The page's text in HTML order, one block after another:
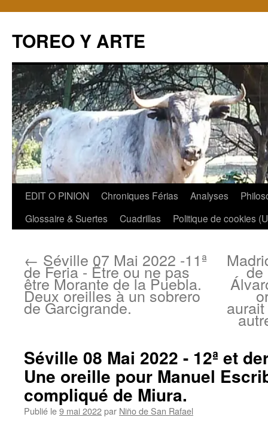
TOREO Y ARTE
Aller
EDIT O PINION Chroniques Férias Analyses
Glossaire & Suertes
Cuadrillas Politique de cookies
← Séville 07 Mai 2022 -11ª
de Feria - Être ou ne pas
être Morante de la Puebla.
Deux oreilles à un sobrero
de Garcigrande.
de
Séville 08 Mai 2022 - 12ª et
Une oreille pour Manuel
compliqué de Miura.
Publié le9 mai 2022par Niño de San Rafael